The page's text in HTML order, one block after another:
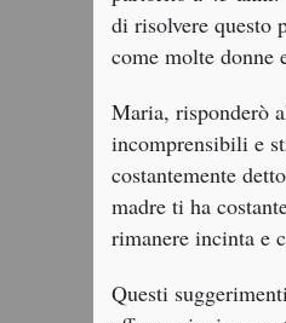
di risolvere questo
come molte donne
Maria, risponderò
incomprensibili e
costantemente
madre ti ha
rimanere incinta e
Questi